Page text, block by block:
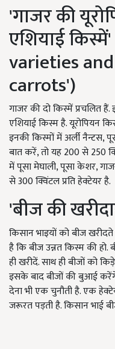
'गाजर की
एशियाई
varieties
carrots')
गाजर की दो किस्में प्रचलित
एशियाई किस्म है. यूरोपियन
इनकी किस्मों में अर्ली नैन्टस,
बात करें, तो यह 200 से 250
में पूसा मेघाली, पूसा केशर,
से 300 क्विंटल प्रति हेक्टेयर है.
'बीज की
किसान भाइयों को बीज
है कि बीज उन्नत किस्म की हो.
ही खरीदें. साथ ही बीजों को
इसके बाद बीजों की बुआई करेंगे
देना भी एक चुनौती है. एक
जरूरत पड़ती है. किसान भाई